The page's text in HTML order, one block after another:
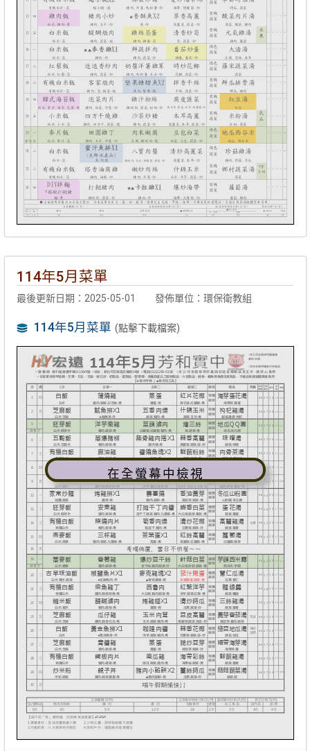
114年5月菜單
最後更新日期：2025-05-01 發佈單位：環保衛教組
114年5月菜單 (點擊下載檔案)
在全螢幕中檢視